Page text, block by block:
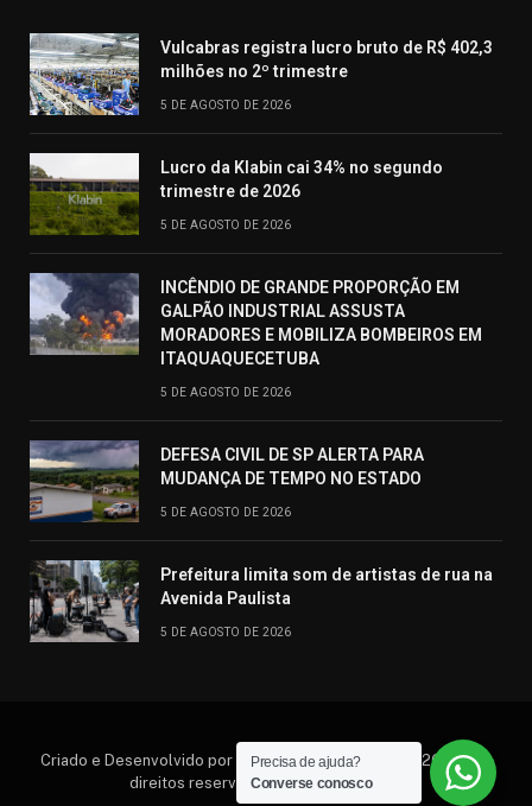
Vulcabras registra lucro bruto de R$ 402,3
milhões no 2º trimestre
5 DE AGOSTO DE 2026
Lucro da Klabin cai 34% no segundo
trimestre de 2026
5 DE AGOSTO DE 2026
INCÊNDIO DE GRANDE PROPORÇÃO EM
GALPÃO INDUSTRIAL ASSUSTA
MORADORES E MOBILIZA BOMBEIROS EM
ITAQUAQUECETUBA
5 DE AGOSTO DE 2026
DEFESA CIVIL DE SP ALERTA PARA
MUDANÇA DE TEMPO NO ESTADO
5 DE AGOSTO DE 2026
Prefeitura limita som de artistas de rua na
Avenida Paulista
5 DE AGOSTO DE 2026
Criado e Desenvolvido por Hosting Prime Brasil © 2026 Todos
direitos reservados. (11) 95552.6792
Precisa de ajuda?
Converse conosco